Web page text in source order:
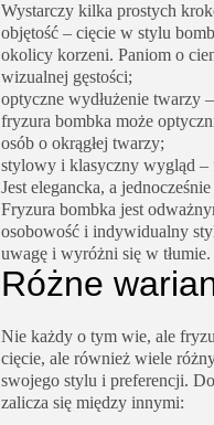
Wystarczy kilka prostych
objętość – cięcie w stylu
okolicy korzeni. Paniom o
wizualnej gęstości;
optyczne wydłużenie twarzy
fryzura bombka może
osób o okrągłej twarzy;
stylowy i klasyczny wygląd –
Jest elegancka, a
Fryzura bombka jest
osobowość i indywidualny
uwagę i wyróżni się w
Różne
Nie każdy o tym wie, ale
cięcie, ale również wiele
swojego stylu i preferencji.
zalicza się między innymi: